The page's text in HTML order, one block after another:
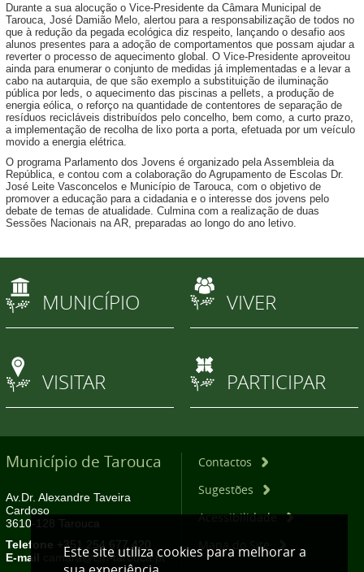
Durante a sua alocução o Vice-Presidente da Câmara Municipal de
Tarouca, José Damião Melo, alertou para a responsabilização de todos no
que à redução da pegada ecológica diz respeito, lançando o desafio aos
alunos presentes para a adoção de comportamentos que possam ajudar a
reverter o processo de aquecimento global. O Vice-Presidente aproveitou
ainda para enumerar o conjunto de medidas já implementadas e a levar a
cabo na autarquia, de que são exemplo a substituição de iluminação
pública por leds, o aquecimento das piscinas a pellets, a produção de
energia eólica, o reforço na quantidade de contentores de separação de
resíduos recicláveis distribuídos pelo concelho, bem como, a curto prazo,
a implementação de recolha de lixo porta a porta, efetuada por um veículo
movido a energia elétrica.
O programa Parlamento dos Jovens é organizado pela Assembleia da
República, e contou com a colaboração do Agrupamento de Escolas Dr.
José Leite Vasconcelos e Município de Tarouca, com o objetivo de
promover a educação para a cidadania e o interesse dos jovens pelo
debate de temas de atualidade. Culmina com a realização de duas
Sessões Nacionais na AR, preparadas ao longo do ano letivo.
MUNICÍPIO VIVER
VISITAR PARTICIPAR
Município de Tarouca
Av.Dr. Alexandre Taveira
Cardoso
3610-128 Tarouca
Telefone +351 254 677 420
E-mail
camara@cm-tarouca.pt
Contactos
Sugestões
Acessibilidade
Mapa do Site
Este site utiliza cookies para melhorar a